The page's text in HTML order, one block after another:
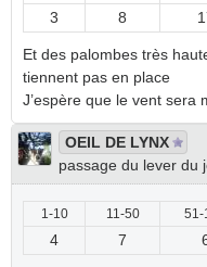
3 8
Et des palombes très
tiennent pas en place
J’espère que le vent sera
OEIL DE LYNX
passage du lever du
1-10 11-50 51-
4 7